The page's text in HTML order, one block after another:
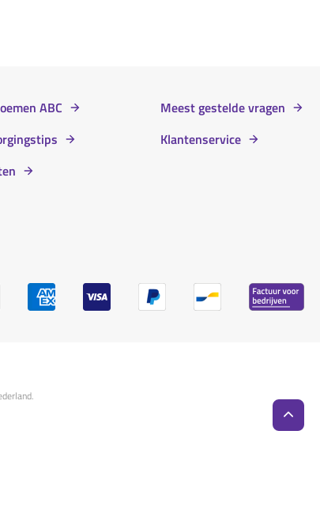
ABC
Meest gestelde vragen
Klantenservice